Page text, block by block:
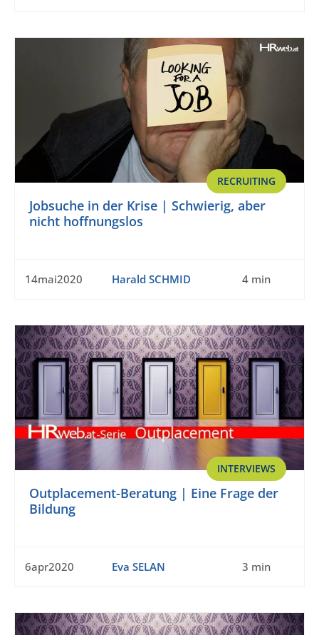
RECRUITING
Jobsuche in der Krise | Schwierig, aber
nicht hoffnungslos
14mai2020 Harald SCHMID 4 min
INTERVIEWS
Outplacement-Beratung | Eine Frage der
Bildung
6apr2020 Eva SELAN 3 min